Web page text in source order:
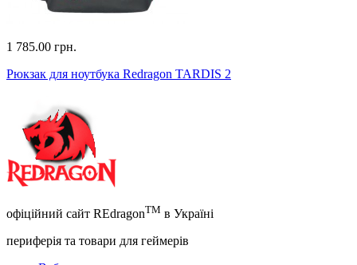
1 785.00 грн.
Рюкзак для ноутбука Redragon TARDIS 2
офіційний сайт REdragonTM в Україні
периферія та товари для геймерів